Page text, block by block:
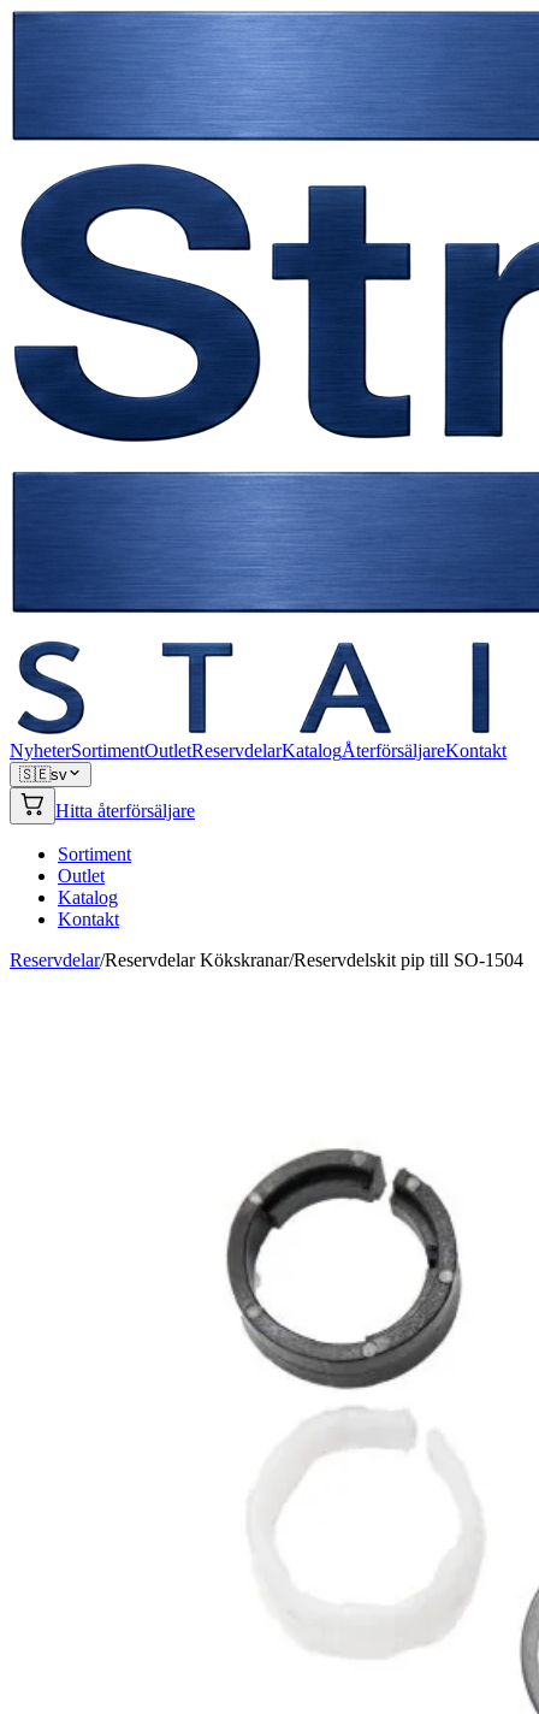
NyheterSortimentOutletReservdelarKatalogÅterförsäljareKontakt
🇸🇪sv
Hitta återförsäljare
Sortiment
Outlet
Katalog
Kontakt
Reservdelar/Reservdelar Kökskranar/Reservdelskit pip till SO-1504